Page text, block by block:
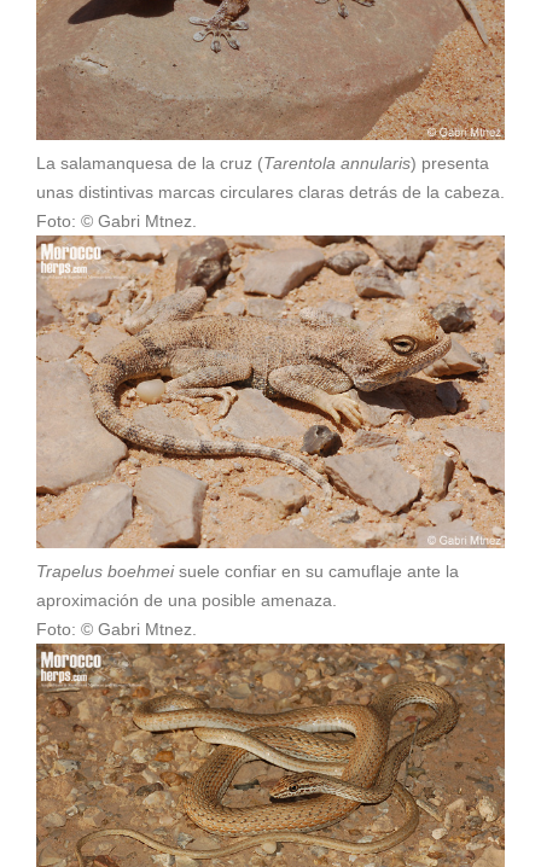
La salamanquesa de la cruz (Tarentola annularis) presenta
unas distintivas marcas circulares claras detrás de la cabeza.
Foto: © Gabri Mtnez.
Trapelus boehmeisuele confiar en su camuflaje ante la
aproximación de una posible amenaza.
Foto: © Gabri Mtnez.